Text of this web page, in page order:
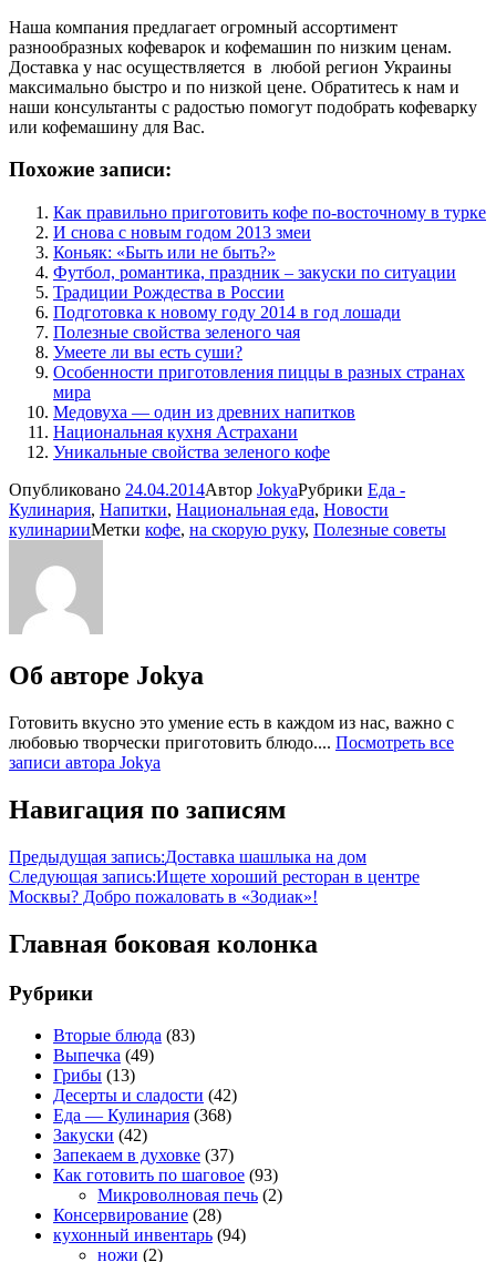
Наша компания предлагает огромный ассортимент
разнообразных кофеварок и кофемашин по низким ценам.
Доставка у нас осуществляется в любой регион Украины
максимально быстро и по низкой цене. Обратитесь к нам и
наши консультанты с радостью помогут подобрать кофеварку
или кофемашину для Вас.
Похожие записи:
Как правильно приготовить кофе по-восточному в турке
И снова с новым годом 2013 змеи
Коньяк: «Быть или не быть?»
Футбол, романтика, праздник – закуски по ситуации
Традиции Рождества в России
Подготовка к новому году 2014 в год лошади
Полезные свойства зеленого чая
Умеете ли вы есть суши?
Особенности приготовления пиццы в разных странах
мира
Медовуха — один из древних напитков
Национальная кухня Астрахани
Уникальные свойства зеленого кофе
Опубликовано 24.04.2014Автор JokyaРубрики Еда -
Кулинария, Напитки, Национальная еда, Новости
кулинарииМетки кофе, на скорую руку, Полезные советы
Об авторе Jokya
Готовить вкусно это умение есть в каждом из нас, важно с
любовью творчески приготовить блюдо.... Посмотреть все
записи автора Jokya
Навигация по записям
Предыдущая запись:Доставка шашлыка на дом
Следующая запись:Ищете хороший ресторан в центре
Москвы? Добро пожаловать в «Зодиак»!
Главная боковая колонка
Рубрики
Вторые блюда (83)
Выпечка (49)
Грибы (13)
Десерты и сладости (42)
Еда — Кулинария (368)
Закуски (42)
Запекаем в духовке (37)
Как готовить по шаговое (93)
Микроволновая печь (2)
Консервирование (28)
кухонный инвентарь (94)
ножи (2)